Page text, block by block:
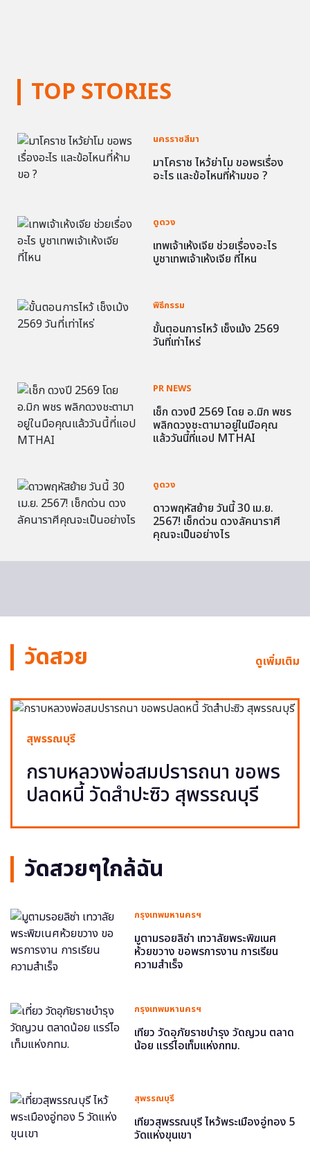
TOP STORIES
นครราชสีมา
มาโคราช ไหว้ย่าโม ขอพรเรื่อง
อะไร และข้อไหนที่ห้ามขอ ?
ดูดวง
เทพเจ้าเห้งเจีย ช่วยเรื่องอะไร
บูชาเทพเจ้าเห้งเจีย ที่ไหน
พิธีกรรม
ขั้นตอนการไหว้ เช็งเม้ง 2569
วันที่เท่าไหร่
PR NEWS
เช็ก ดวงปี 2569 โดย อ.มิก พชร
พลิกดวงชะตามาอยู่ในมือคุณ
แล้ววันนี้ที่แอป MTHAI
ดูดวง
ดาวพฤหัสย้าย วันนี้ 30 เม.ย.
2567! เช็กด่วน ดวงลัคนาราศี
คุณจะเป็นอย่างไร
วัดสวย ดูเพิ่มเติม
สุพรรณบุรี
กราบหลวงพ่อสมปรารถนา ขอพร
ปลดหนี้ วัดสำปะซิว สุพรรณบุรี
วัดสวยๆใกล้ฉัน
กรุงเทพมหานครฯ
มูตามรอยลิซ่า เทวาลัยพระพิฆเนศ
ห้วยขวาง ขอพรการงาน การเรียน
ความสำเร็จ
กรุงเทพมหานครฯ
เที่ยว วัดอุภัยราชบำรุง วัดญวน ตลาด
น้อย แรร์ไอเท็มแห่งกทม.
สุพรรณบุรี
เที่ยวสุพรรณบุรี ไหว้พระเมืองอู่ทอง 5
วัดแห่งขุนเขา